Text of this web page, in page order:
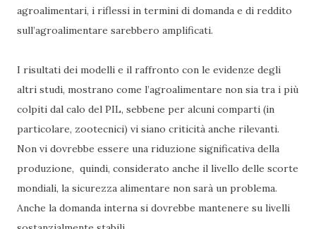
agroalimentari, i riflessi in termini di domanda e di reddito
sull’agroalimentare sarebbero amplificati.
I risultati dei modelli e il raffronto con le evidenze degli
altri studi, mostrano come l’agroalimentare non sia tra i più
colpiti dal calo del PIL, sebbene per alcuni comparti (in
particolare, zootecnici) vi siano criticità anche rilevanti.
Non vi dovrebbe essere una riduzione significativa della
produzione, quindi, considerato anche il livello delle scorte
mondiali, la sicurezza alimentare non sarà un problema.
Anche la domanda interna si dovrebbe mantenere su livelli